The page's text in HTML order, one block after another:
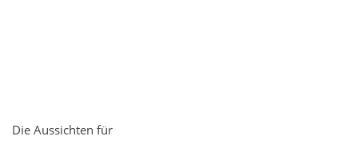
Die Aussichten für